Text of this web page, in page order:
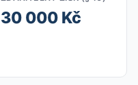
30 000 Kč